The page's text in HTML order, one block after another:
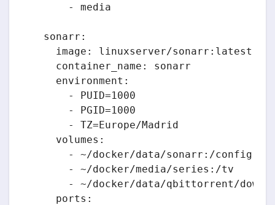
      - media
  sonarr:
    image: linuxserver/sonarr:latest
    container_name: sonarr
    environment:
      - PUID=1000
      - PGID=1000
      - TZ=Europe/Madrid
    volumes:
      - ~/docker/data/sonarr:/config
      - ~/docker/media/series:/tv
- ~/docker/data/qbittorrent/
    ports: